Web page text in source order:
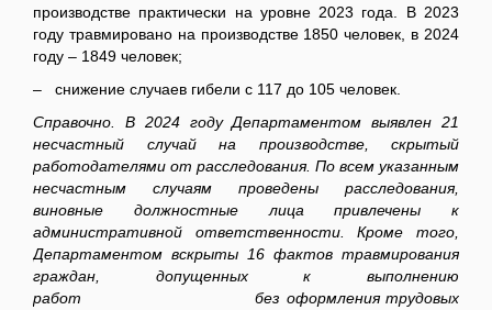
производстве практически на уровне 2023 года. В 2023
году травмировано на производстве 1850 человек, в 2024
году – 1849 человек;
– снижение случаев гибели с 117 до 105 человек.
Справочно. В 2024 году Департаментом выявлен 21
несчастный случай на производстве, скрытый
работодателями от расследования. По всем указанным
несчастным случаям проведены расследования,
виновные должностные лица привлечены к
административной ответственности. Кроме того,
Департаментом вскрыты 16 фактов травмирования
граждан, допущенных к выполнению
работ без оформления трудовых